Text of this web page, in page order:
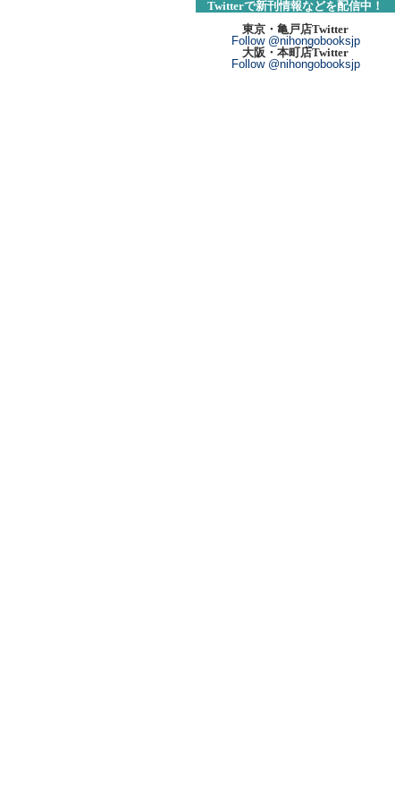
Twitterで新刊情報などを配信中！
東京・亀戸店Twitter
Follow @nihongobooksjp
大阪・本町店Twitter
Follow @nihongobooksjp